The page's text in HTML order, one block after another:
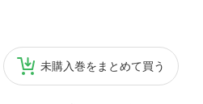
未購入巻をまとめて買う